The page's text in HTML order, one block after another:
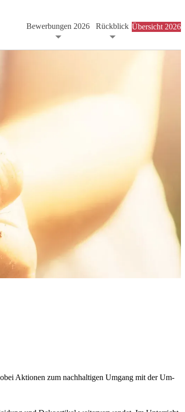
Bewerbungen 2026 Rückblick Übersicht 2026
Ak­tio­nen zum nach­hal­ti­gen Um­gang mit der Um­